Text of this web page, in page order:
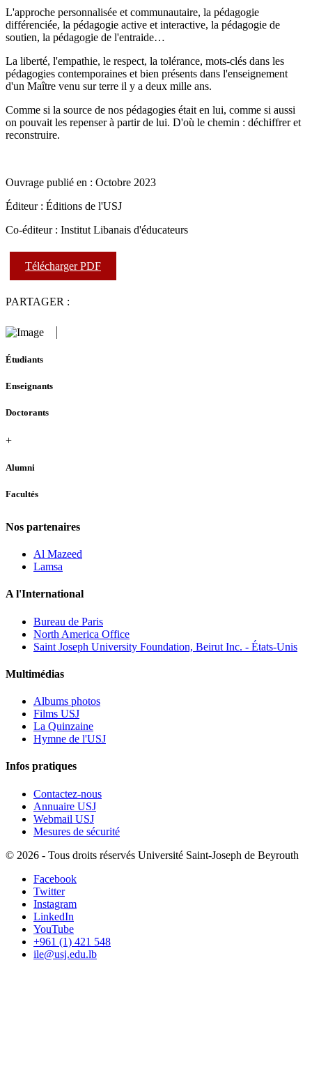
L'approche personnalisée et communautaire, la pédagogie
différenciée, la pédagogie active et interactive, la pédagogie de
soutien, la pédagogie de l'entraide…
La liberté, l'empathie, le respect, la tolérance, mots-clés dans les
pédagogies contemporaines et bien présents dans l'enseignement
d'un Maître venu sur terre il y a deux mille ans.
Comme si la source de nos pédagogies était en lui, comme si aussi
on pouvait les repenser à partir de lui. D'où le chemin : déchiffrer et
reconstruire.
Ouvrage publié en : Octobre 2023
Éditeur : Éditions de l'USJ
Co-éditeur : Institut Libanais d'éducateurs
Télécharger PDF
PARTAGER :
Étudiants
Enseignants
Doctorants
+
Alumni
Facultés
Nos partenaires
Al Mazeed
Lamsa
A l'International
Bureau de Paris
North America Office
Saint Joseph University Foundation, Beirut Inc. - États-Unis
Multimédias
Albums photos
Films USJ
La Quinzaine
Hymne de l'USJ
Infos pratiques
Contactez-nous
Annuaire USJ
Webmail USJ
Mesures de sécurité
© 2026 - Tous droits réservés Université Saint-Joseph de Beyrouth
Facebook
Twitter
Instagram
LinkedIn
YouTube
+961 (1) 421 548
ile@usj.edu.lb